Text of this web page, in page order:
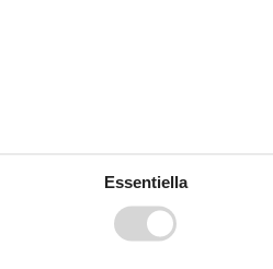
Essentiella